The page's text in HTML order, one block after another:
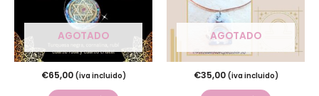
AGOTADO
€65,00 (iva incluido)
AGOTADO
€35,00 (iva incluido)